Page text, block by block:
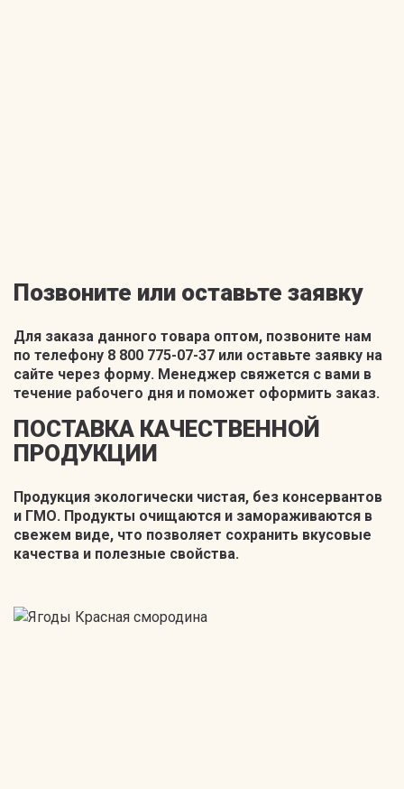
Позвоните или оставьте заявку
Для заказа данного товара оптом, позвоните нам
по телефону 8 800 775-07-37 или оставьте заявку на
сайте через форму. Менеджер свяжется с вами в
течение рабочего дня и поможет оформить заказ.
ПОСТАВКА КАЧЕСТВЕННОЙ
ПРОДУКЦИИ
Продукция экологически чистая, без консервантов
и ГМО. Продукты очищаются и замораживаются в
свежем виде, что позволяет сохранить вкусовые
качества и полезные свойства.